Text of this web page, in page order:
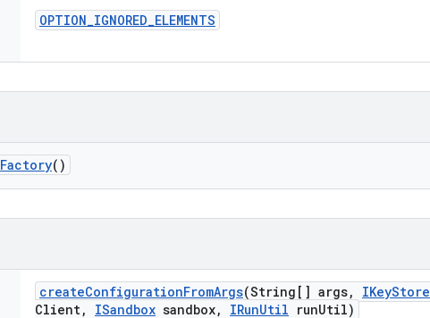
OPTION_IGNORED_ELEMENTS
Factory()
createConfigurationFromArgs(String[] args, IKeyStore
Client, ISandbox sandbox, IRunUtil runUtil)